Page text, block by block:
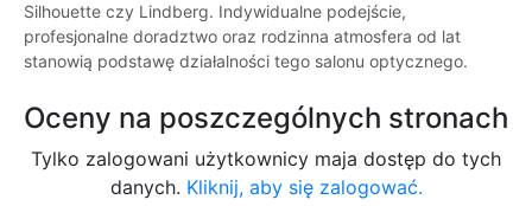
Silhouette czy Lindberg. Indywidualne podejście,
profesjonalne doradztwo oraz rodzinna atmosfera od lat
stanowią podstawę działalności tego salonu optycznego.
Oceny na poszczególnych stronach
Tylko zalogowani użytkownicy maja dostęp do tych
danych. Kliknij, aby się zalogować.